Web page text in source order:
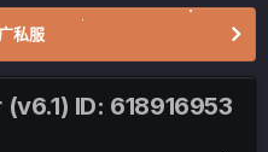
私服
(v6.1) ID: 618916953